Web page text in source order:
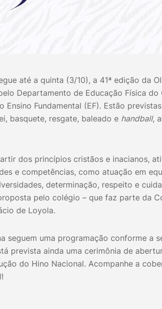
até a quinta (3/10), a 41ª edição da
Departamento de Educação Física do
Ensino Fundamental (EF). Estão
basquete, resgate, baleado e handball,
dos princípios cristãos e inacianos,
e competências, como atuação em
determinação, respeito e
pelo colégio – que faz parte da
de Loyola.
seguem uma programação conforme a
prevista ainda uma cerimônia de
do Hino Nacional. Acompanhe a